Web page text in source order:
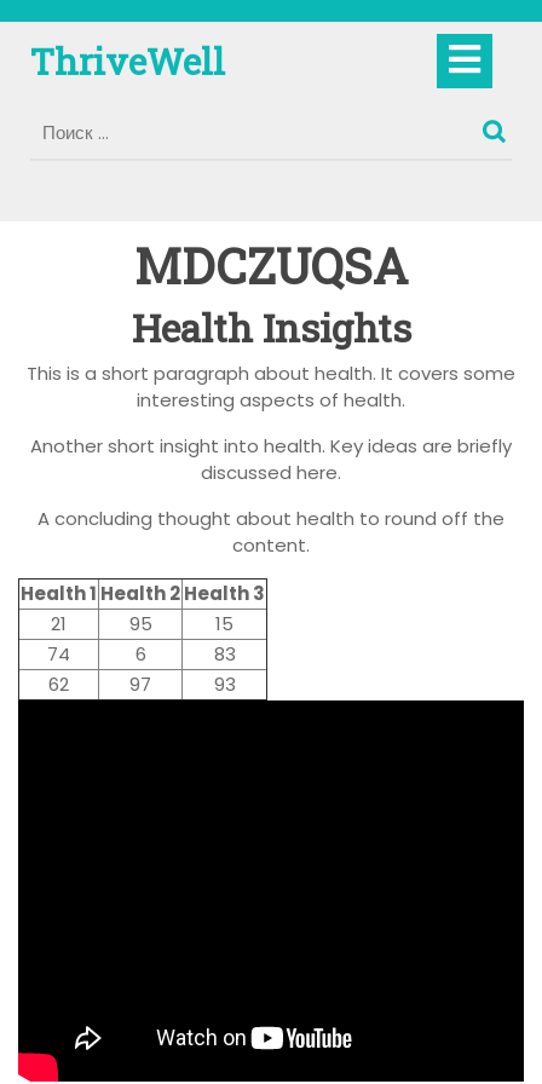
содержимому
ThriveWell
MDCZUQSA
Health Insights
This is a short paragraph about health. It covers some
interesting aspects of health.
Another short insight into health. Key ideas are briefly
discussed here.
A concluding thought about health to round off the
content.
Health 1 Health 2Health 3
21
95
15
74
6
83
62
97 93